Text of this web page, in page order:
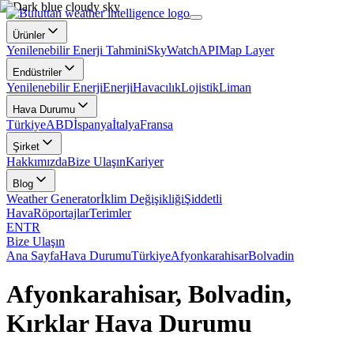
Ürünler
Yenilenebilir Enerji TahminiSkyWatchAPIMap Layer
Endüstriler
Yenilenebilir EnerjiEnerjiHavacılıkLojistikLiman
Hava Durumu
TürkiyeABDİspanyaİtalyaFransa
Şirket
HakkımızdaBize UlaşınKariyer
Blog
Weather Generatorİklim DeğişikliğiŞiddetli
HavaRöportajlarTerimler
ENTR
Bize Ulaşın
Ana SayfaHava DurumuTürkiyeAfyonkarahisarBolvadin
Afyonkarahisar, Bolvadin,
Kırklar Hava Durumu